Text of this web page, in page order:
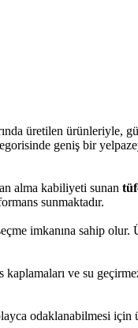
üretilen ürünleriyle,
geniş bir
alma kabiliyeti sunan
sunmaktadır.
imkanına sahip
ve su
odaklanabilmesi